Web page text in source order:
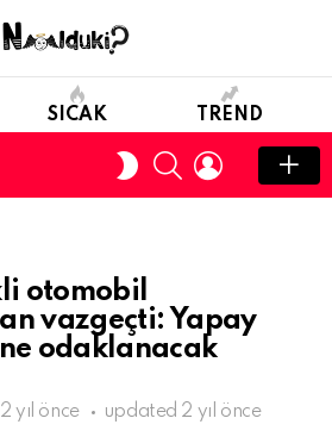
SICAK TREND
SWITCH
SKIN
SEARCHLOGIN
otomobil
vazgeçti: Yapay
odaklanacak
2 yıl önce updated 2 yıl önce